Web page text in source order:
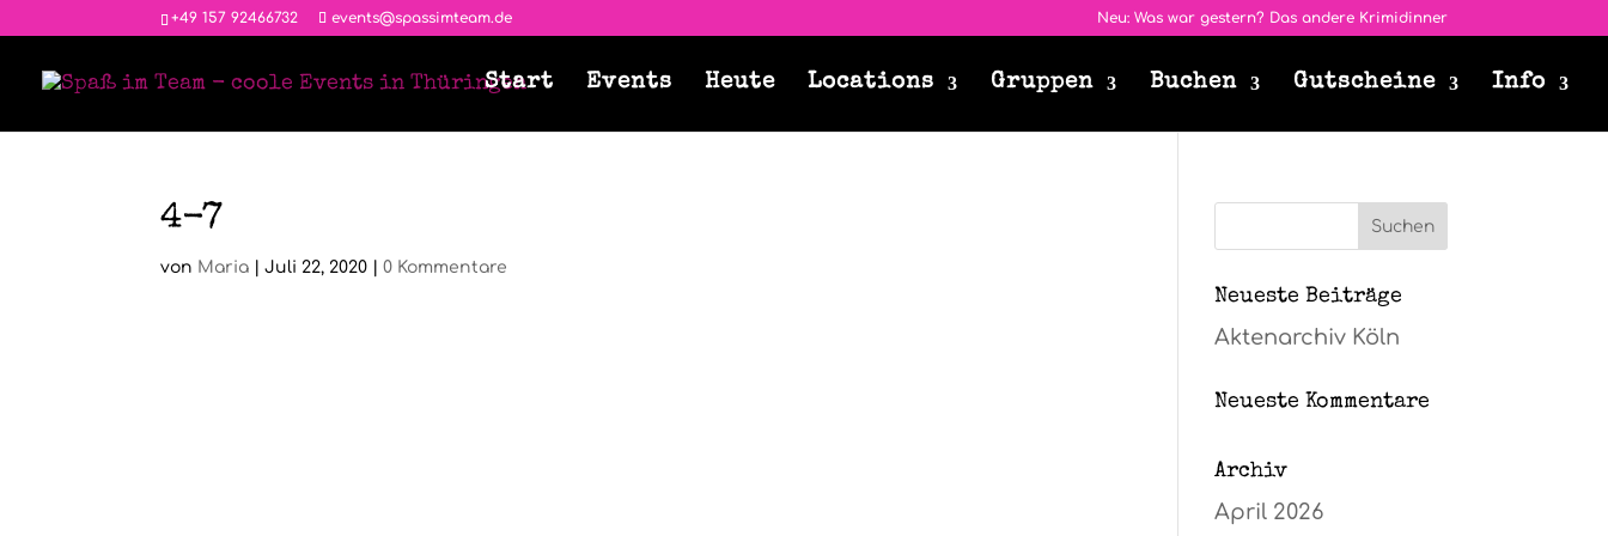
‭+49 157 92466732 events@spassimteam.de Neu: Was war gestern? Das andere Krimidinner
Start Events Heute Locations Gruppen Buchen Gutscheine Info
4-7
von Maria |Juli 22, 2020 |0 Kommentare
Neueste Beiträge
Aktenarchiv Köln
Neueste Kommentare
Archiv
April 2026